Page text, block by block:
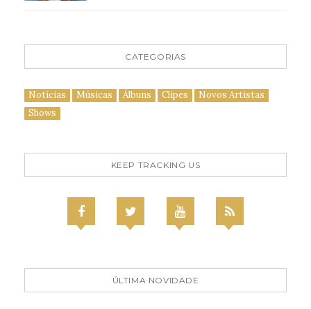
CATEGORIAS
Notícias Músicas Álbuns Clipes
Novos Artistas
Shows
KEEP TRACKING US
ÚLTIMA NOVIDADE